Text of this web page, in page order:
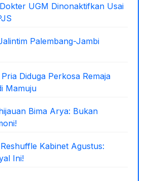
UGM Dinonaktifkan Usai
Palembang-Jambi
Diduga Perkosa Remaja
Mamuju
Bima Arya: Bukan
Kabinet Agustus:
Ini!